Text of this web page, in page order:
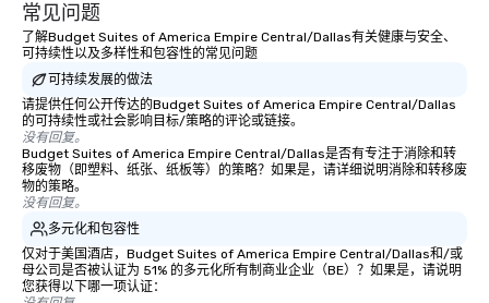
常见问题
了解Budget Suites of America Empire Central/Dallas有关健康与安全、
可持续性以及多样性和包容性的常见问题
可持续发展的做法
请提供任何公开传达的Budget Suites of America Empire Central/Dallas
的可持续性或社会影响目标/策略的评论或链接。
没有回复。
Budget Suites of America Empire Central/Dallas是否有专注于消除和转
移废物（即塑料、纸张、纸板等）的策略？如果是，请详细说明消除和转移废
物的策略。
没有回复。
多元化和包容性
仅对于美国酒店，Budget Suites of America Empire Central/Dallas和/或
母公司是否被认证为 51% 的多元化所有制商业企业（BE）？如果是，请说明
您获得以下哪一项认证：